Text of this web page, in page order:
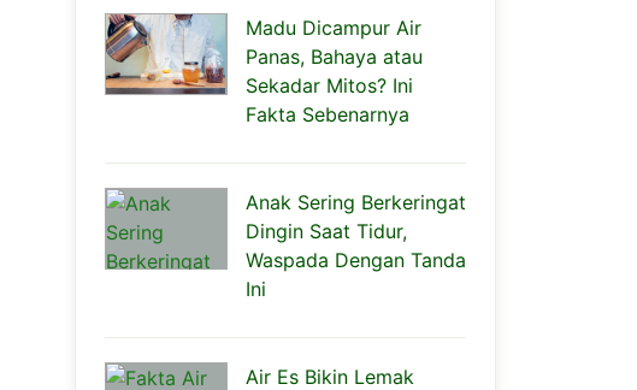
Madu Dicampur Air
Panas, Bahaya atau
Sekadar Mitos? Ini
Fakta Sebenarnya
Anak Sering Berkeringat
Dingin Saat Tidur,
Waspada Dengan Tanda
Ini
Air Es Bikin Lemak